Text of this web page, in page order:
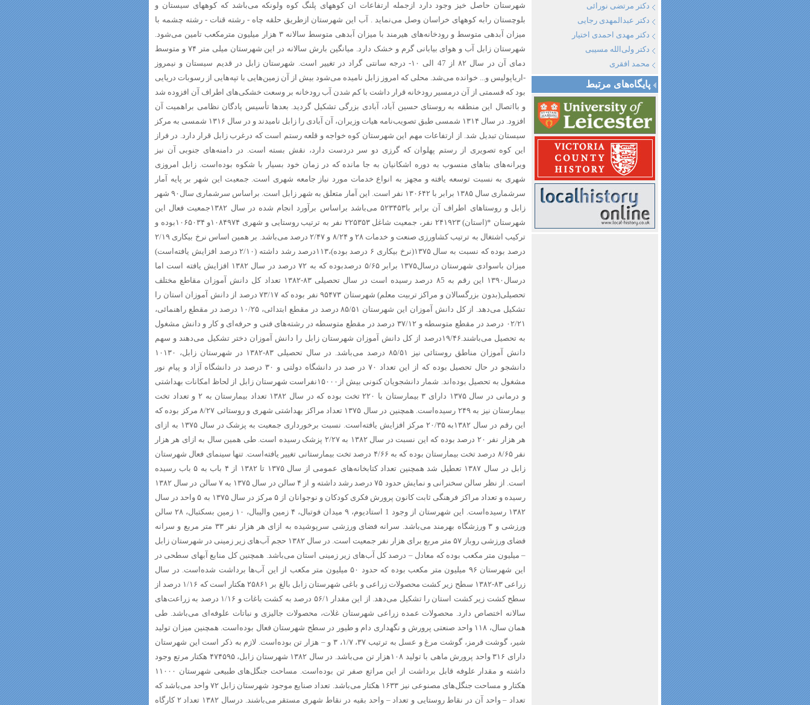
دکتر مرتضی نورائی
دکتر عبدالمهدی رجایی
دکتر مهدی احمدی اختیار
دکتر ولی‌الله مسیبی
محمد افقری
پایگاه‌های مرتبط
شهرستان حاصل خیز وجود دارد ازجمله ارتفاعات ان کوههای پلنگ کوه ولونکه می‌باشد که کوههای سیستان و
بلوچستان رابه کوههای خراسان وصل می‌نماید . آب این شهرستان ازطریق حلقه چاه - رشته قنات - رشته چشمه با
میزان آبدهی متوسط و رودخانه‌های هیرمند با میزان آبدهی متوسط سالانه ۳ هزار میلیون مترمکعب تامین می‌شود.
شهرستان زابل آب‌ و هوای بیابانی گرم و خشک دارد. میانگین بارش سالانه در این شهرستان میلی متر ۷۴ و متوسط
دمای آن در سال ۸۲ از 47 الی ۱۰- درجه سانتی گراد در تغییر است. شهرستان زابل در قدیم سیستان و نیمروز
-اریاپولیس و... خوانده می‌شد. محلی که امروز زابل نامیده می‌شود بیش از آن زمین‌هایی با تپه‌هایی از رسوبات دریایی
بود که قسمتی از آن درمسیر رودخانه قرار داشت با کم شدن آب رودخانه بر وسعت خشکی‌های اطراف آن افزوده شد
و بااتصال این منطقه به روستای حسین آباد، آبادی بزرگی تشکیل گردید. بعدها تأسیس پادگان نظامی براهمیت آن
افزود. در سال ۱۳۱۴ شمسی طبق تصویب‌نامه هیات وزیران، آن آبادی را زابل نامیدند و در سال ۱۳۱۶ شمسی به مرکز
سیستان تبدیل شد. از ارتفاعات مهم این شهرستان کوه خواجه و قلعه رستم است که درغرب زابل قرار دارد. در فراز
این کوه تصویری از رستم پهلوان که گرزی دو سر دردست دارد، نقش بسته ‌است. در دامنه‌های جنوبی آن نیز
ویرانه‌های بناهای منسوب به دوره اشکانیان به جا مانده که در زمان خود بسیار با شکوه بوده‌است. زابل امروزی
شهری به نسبت توسعه یافته و مجهز به انواع خدمات مورد نیاز جامعه شهری است. جمعیت این شهر بر پایه آمار
سرشماری سال ۱۳۸۵ برابر با ۱۳۰۶۴۲ نفر است. این آمار متعلق به شهر زابل است. براساس سرشماری سال۹۰ شهر
زابل و روستاهای اطراف آن برابر با۵۲۳۴۵۳ می‌باشد براساس برآورد انجام شده در سال ۱۳۸۲جمعیت فعال این
شهرستان *(استان) ۲۴۱۹۲۳ نفر، جمعیت شاغل ۲۲۵۳۵۳ نفر به ترتیب روستایی و شهری ۱۰۸۴۹۷۴و ۱۰۶۵۰۳۴بوده و
ترکیب اشتغال به ترتیب کشاورزی صنعت و خدمات ۲۸ و ۸/۲۴ و ۲/۴۷ درصد می‌باشد. بر همین اساس نرخ بیکاری ۲/۱۹
درصد بوده که نسبت به سال ۱۳۷۵(نرخ بیکاری ۶ درصد بوده)،۱۱۳درصد رشد داشته (۲/۱۰ درصد افزایش یافته‌است)
میزان باسوادی شهرستان درسال۱۳۷۵ برابر ۵/۶۵ درصدبوده که به ۷۲ درصد در سال ۱۳۸۲ افزایش یافته‌ است اما
درسال۱۳۹۰ این رقم به ۸5 درصد رسیده ‌است در سال تحصیلی ۸۳-۱۳۸۲ تعداد کل دانش آموزان مقاطع مختلف
تحصیلی(بدون بزرگسالان و مراکز تربیت معلم) شهرستان ۹۵۴۷۳ نفر بوده که ۷۳/۱۷ درصد از دانش آموزان استان را
تشکیل می‌دهد. از کل دانش آموزان این شهرستان ۸۵/۵۱ درصد در مقطع ابتدائی، ۱۰/۲۵ درصد در مقطع راهنمائی،
۰۲/۲۱ درصد در مقطع متوسطه و ۳۷/۱۲ درصد در مقطع متوسطه در رشته‌های فنی و حرفه‌ای و کار و دانش مشغول
به تحصیل می‌باشند.۱۹/۴۶درصد از کل دانش آموزان شهرستان زابل را دانش آموزان دختر تشکیل می‌دهند و سهم
دانش آموزان مناطق روستائی نیز ۸۵/۵۱ درصد می‌باشد. در سال تحصیلی ۸۳-۱۳۸۲ در شهرستان زابل، ۱۰۱۳۰
دانشجو در حال تحصیل بوده که از این تعداد ۷۰ در صد در دانشگاه دولتی و ۳۰ درصد در دانشگاه آزاد و پیام نور
مشغول به تحصیل بوده‌اند. شمار دانشجویان کنونی بیش از۱۵۰۰۰نفراست شهرستان زابل از لحاظ امکانات بهداشتی
و درمانی در سال ۱۳۷۵ دارای ۳ بیمارستان با ۲۲۰ تخت بوده که در سال ۱۳۸۲ تعداد بیمارستان به ۲ و تعداد تخت
بیمارستان نیز به ۲۴۹ رسیده‌است. همچنین در سال ۱۳۷۵ تعداد مراکز بهداشتی شهری و روستائی ۸/۲۷ مرکز بوده که
این رقم در سال ۱۳۸۲به ۲۰/۳۵ مرکز افزایش یافته‌است. نسبت برخورداری جمعیت به پزشک در سال ۱۳۷۵ به ازای
هر هزار نفر ۲۰ درصد بوده که این نسبت در سال ۱۳۸۲ به ۲/۲۷ پزشک رسیده ‌است. طی همین سال به ازای هر هزار
نفر ۸/۶۵ درصد تخت بیمارستان بوده که به ۴/۶۶ درصد تخت بیمارستانی تغییر یافته‌است. تنها سینمای فعال شهرستان
زابل در سال ۱۳۸۷ تعطیل شد همچنین تعداد کتابخانه‌های عمومی از سال ۱۳۷۵ تا ۱۳۸۲ از ۴ باب به ۵ باب رسیده
‌است. از نظر سالن سخنرانی و نمایش حدود ۷۵ درصد رشد داشته و از ۴ سالن در سال ۱۳۷۵ به ۷ سالن در سال ۱۳۸۲
رسیده و تعداد مراکز فرهنگی ثابت کانون پرورش فکری کودکان و نوجوانان از ۵ مرکز در سال ۱۳۷۵ به ۵ واحد در سال
۱۳۸۲ رسیده‌است. این شهرستان از وجود 1 استادیوم، ۹ میدان فوتبال، ۴ زمین والیبال، ۱۰ زمین بسکتبال، ۲۸ سالن
ورزشی و ۳ ورزشگاه بهرمند می‌باشد. سرانه فضای ورزشی سرپوشیده به ازای هر هزار نفر ۳۳ متر مربع و سرانه
فضای ورزشی روباز ۵۷ متر مربع برای هزار نفر جمعیت است. در سال ۱۳۸۲ حجم آب‌های زیر زمینی در شهرستان زابل
– میلیون متر مکعب بوده که معادل – درصد کل آب‌های زیر زمینی استان می‌باشد. همچنین کل منابع آبهای سطحی در
این شهرستان ۹۶ میلیون متر مکعب بوده که حدود ۵۰ میلیون متر مکعب از این آب‌ها برداشت شده‌است. در سال
زراعی ۸۳-۱۳۸۲ سطح زیر کشت محصولات زراعی و باغی شهرستان زابل بالغ بر ۲۵۸۶۱ هکتار است که ۱/۱۶ درصد از
سطح کشت زیر کشت استان را تشکیل می‌دهد. از این مقدار ۵۶/۱ درصد به کشت باغات و ۱/۱۶ درصد به زراعت‌های
سالانه اختصاص دارد. محصولات عمده زراعی شهرستان غلات، محصولات جالیزی و نباتات علوفه‌ای می‌باشد. طی
همان سال، ۱۱۸ واحد صنعتی پرورش و نگهداری دام و طیور در سطح شهرستان فعال بوده‌است. همچنین میزان تولید
شیر، گوشت قرمز، گوشت مرغ و عسل به ترتیب ۳۷، ۱/۷، ۳ و – هزار تن بوده‌است. لازم به ذکر است این شهرستان
دارای ۳۱۶ واحد پرورش ماهی با تولید ۱۰۸هزار تن می‌باشد. در سال ۱۳۸۲ شهرستان زابل، ۴۷۴۵۹۵ هکتار مرتع وجود
داشته و مقدار علوفه قابل برداشت از این مراتع صفر تن بوده‌است. مساحت جنگل‌های طبیعی شهرستان ۱۱۰۰۰
هکتار و مساحت جنگل‌های مصنوعی نیز ۱۶۳۳ هکتار می‌باشد. تعداد صنایع موجود شهرستان زابل ۷۲ واحد می‌باشد که
تعداد – واحد آن در نقاط روستایی و تعداد – واحد بقیه در نقاط شهری مستقر می‌باشند. درسال ۱۳۸۲ تعداد ۲ کارگاه